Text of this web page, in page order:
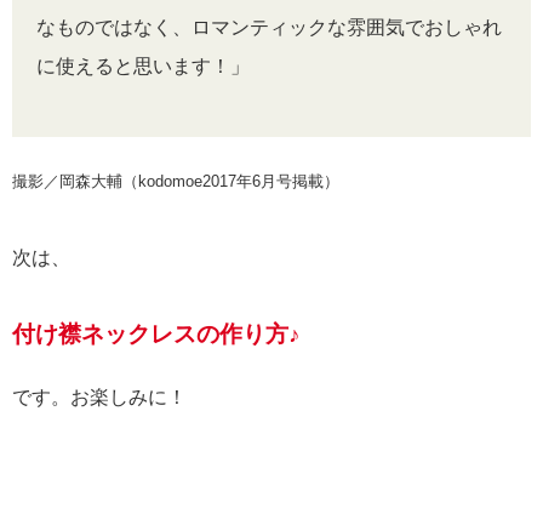
なものではなく、ロマンティックな雰囲気でおしゃれ
に使えると思います！」
撮影／岡森大輔（kodomoe2017年6月号掲載）
次は、
付け襟ネックレスの作り方♪
です。お楽しみに！